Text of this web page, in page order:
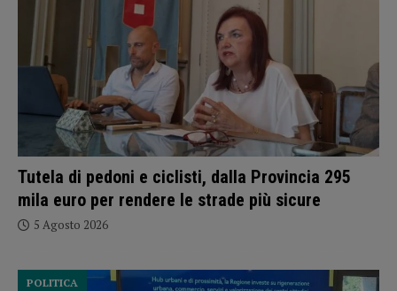
Tutela di pedoni e ciclisti, dalla Provincia 295
mila euro per rendere le strade più sicure
5 Agosto 2026
POLITICA